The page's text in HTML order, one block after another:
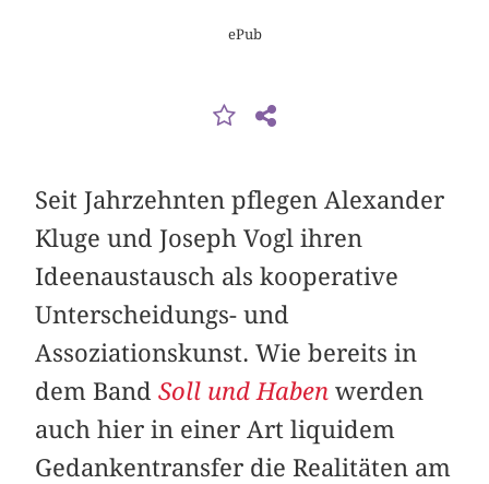
ePub
Seit Jahrzehnten pflegen Alexander
Kluge und Joseph Vogl ihren
Ideenaustausch als kooperative
Unterscheidungs- und
Assoziationskunst. Wie bereits in
dem BandSoll und Haben werden
auch hier in einer Art liquidem
Gedankentransfer die Realitäten am